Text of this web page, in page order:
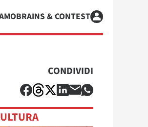
BRAINS & CONTEST
CONDIVIDI